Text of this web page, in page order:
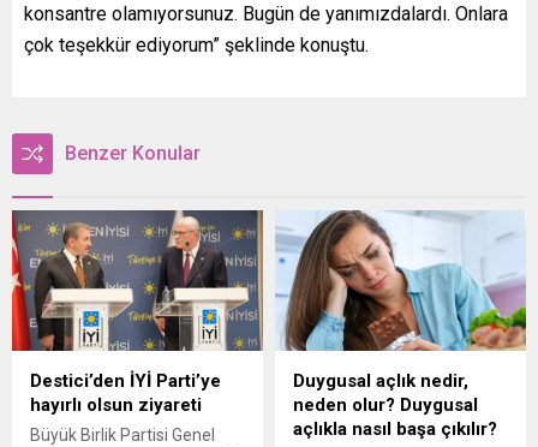
konsantre olamıyorsunuz. Bugün de yanımızdalardı. Onlara
çok teşekkür ediyorum” şeklinde konuştu.
Benzer Konular
Destici’den İYİ Parti’ye
hayırlı olsun ziyareti
Büyük Birlik Partisi Genel
Duygusal açlık nedir,
neden olur? Duygusal
açlıkla nasıl başa çıkılır?